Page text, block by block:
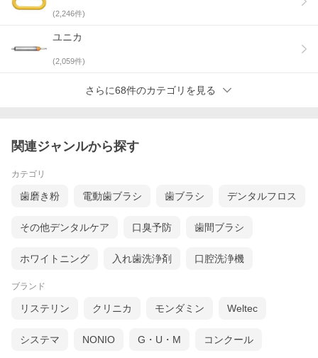
(2,246件)
ユニカ
(2,059件)
さらに68件のカテゴリを見る
関連ジャンルから探す
カテゴリ
歯磨き粉 電動歯ブラシ 歯ブラシ デンタルフロス
その他デンタルケア 口臭予防 歯間ブラシ
ホワイトニング 入れ歯洗浄剤 口腔洗浄機
ブランド
リステリン クリニカ モンダミン Weltec
システマ NONIO G・U・M コンクール